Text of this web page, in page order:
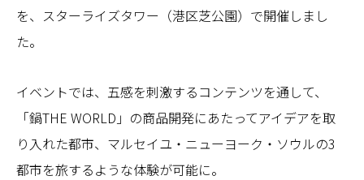
を、スターライズタワー（港区芝公園）で開催しまし
た。
イベントでは、五感を刺激するコンテンツを通して、
「鍋THE WORLD」の商品開発にあたってアイデアを取
り入れた都市、マルセイユ・ニューヨーク・ソウルの3
都市を旅するような体験が可能に。